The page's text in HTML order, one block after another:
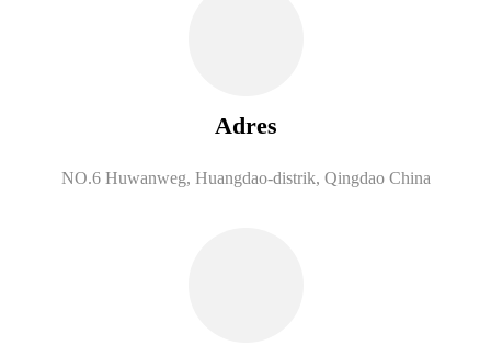
Adres
NO.6 Huwanweg, Huangdao-distrik, Qingdao China